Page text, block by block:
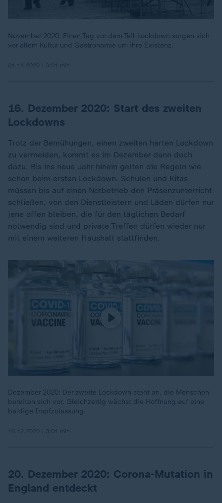
November 2020: Einen Tag vor dem Teil-Lockdown sorgen sich
vor allem Kultur und Gastronomie um ihre Existenz.
16. Dezember 2020: Start des zweiten
Lockdowns
Trotz der Bemühungen, einen zweiten harten Lockdown
zu vermeiden, kommt es im Dezember dann doch
dazu. Bis ins neue Jahr hinein gelten die Regeln wie
schon beim ersten Lockdown. Schulen und Kitas
müssen bis auf einen Notbetrieb den Präsenzunterricht
schließen, von den Dienstleistern und Läden dürfen nur
jene offen bleiben, die für den täglichen Bedarf
notwendig sind und private Treffen dürfen wieder nur
mit einem weiteren Haushalt stattfinden.
Dezember 2020: Der zweite Lockdown steht an, die Menschen
bereiten sich vor. Gleichzeitig wächst die Hoffnung auf eine
baldige Impfzulassung.
20. Dezember 2020: Corona-Mutation in
England entdeckt